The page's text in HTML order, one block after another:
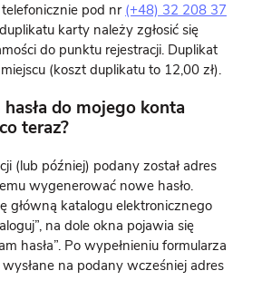
pod nr (+48) 32 208 37
karty należy zgłosić się
do punktu rejestracji. Duplikat
(koszt duplikatu to 12,00 zł).
do mojego konta
teraz?
(lub później) podany został adres
wygenerować nowe hasło.
główną katalogu elektronicznego
na dole okna pojawia się
hasła”. Po wypełnieniu formularza
na podany wcześniej adres